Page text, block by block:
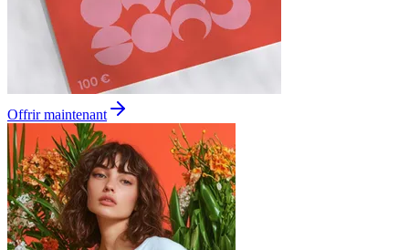
Offrir maintenant